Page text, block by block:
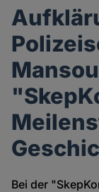
Bei der